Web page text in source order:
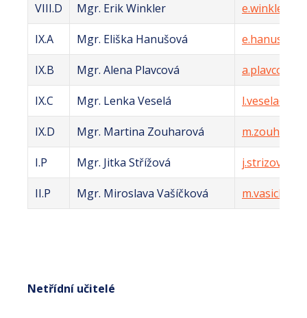
VIII.D Mgr. Erik Winkler
IX.A Mgr. Eliška Hanušová
IX.B Mgr. Alena Plavcová
IX.C Mgr. Lenka Veselá
IX.D Mgr. Martina Zouharová
I.P Mgr. Jitka Střížová
II.P Mgr. Miroslava Vašíčková
Netřídní učitelé